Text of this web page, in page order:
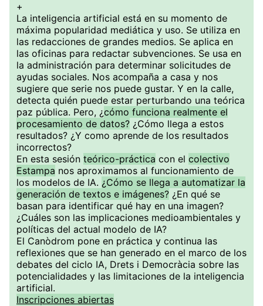
+
La inteligencia artificial está en su momento de
máxima popularidad mediática y uso. Se utiliza en
las redacciones de grandes medios. Se aplica en
las oficinas para redactar subvenciones. Se usa en
la administración para determinar solicitudes de
ayudas sociales. Nos acompaña a casa y nos
sugiere que serie nos puede gustar. Y en la calle,
detecta quién puede estar perturbando una teórica
paz pública. Pero, ¿cómo funciona realmente el
procesamiento de datos? ¿Cómo llega a estos
resultados? ¿Y como aprende de los resultados
incorrectos?
En esta sesión teórico-práctica con el colectivo
Estampa nos aproximamos al funcionamiento de
los modelos de IA. ¿Cómo se llega a automatizar la
generación de textos e imágenes? ¿En qué se
basan para identificar qué hay en una imagen?
¿Cuáles son las implicaciones medioambientales y
políticas del actual modelo de IA?
El Canòdrom pone en práctica y continua las
reflexiones que se han generado en el marco de los
debates del ciclo IA, Drets i Democràcia sobre las
potencialidades y las limitaciones de la inteligencia
artificial.
Inscripciones abiertas